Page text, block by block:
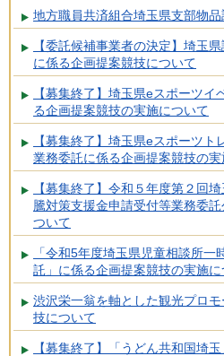
地方職員共済組合埼玉県支部物
【委託候補事業者の決定】埼玉
に係る企画提案競技について
【募集終了】埼玉県eスポーツ
る企画提案競技の実施について
【募集終了】埼玉県eスポーツ
業務委託に係る企画提案競技の
【募集終了】令和５年度第２回
騰対策支援金申請受付等業務委
ついて
「令和5年度埼玉県児童相談所
託」に係る企画提案競技の実施に
渋沢栄一翁を軸とした観光プロ
技について
【募集終了】「うどん共和国埼